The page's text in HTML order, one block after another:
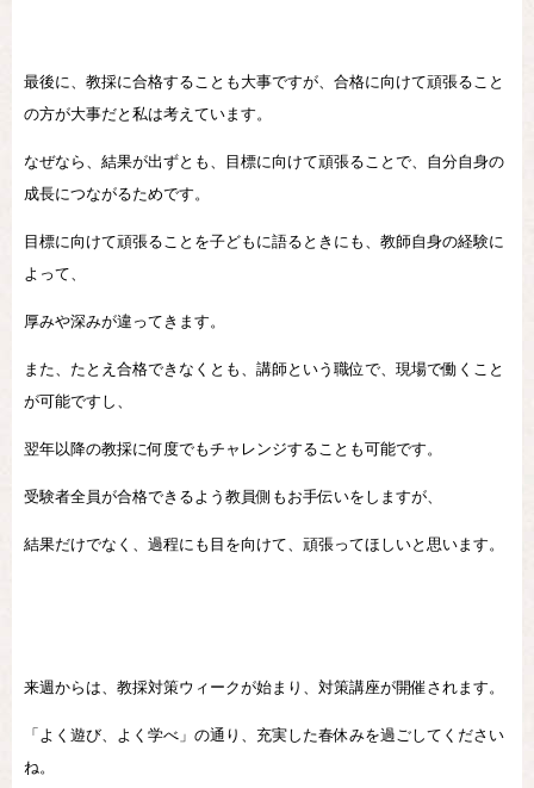
最後に、教採に合格することも大事ですが、合格に向けて頑張ること
の方が大事だと私は考えています。
なぜなら、結果が出ずとも、目標に向けて頑張ることで、自分自身の
成長につながるためです。
目標に向けて頑張ることを子どもに語るときにも、教師自身の経験に
よって、
厚みや深みが違ってきます。
また、たとえ合格できなくとも、講師という職位で、現場で働くこと
が可能ですし、
翌年以降の教採に何度でもチャレンジすることも可能です。
受験者全員が合格できるよう教員側もお手伝いをしますが、
結果だけでなく、過程にも目を向けて、頑張ってほしいと思います。
来週からは、教採対策ウィークが始まり、対策講座が開催されます。
「よく遊び、よく学べ」の通り、充実した春休みを過ごしてください
ね。